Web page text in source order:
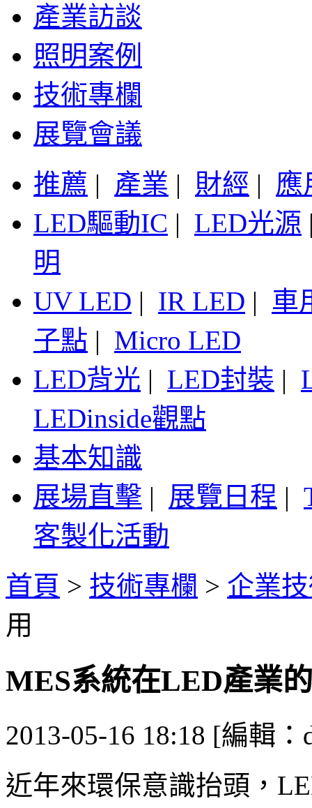
產業訪談
照明案例
技術專欄
展覽會議
推薦 | 產業 | 財經 | 應
LED驅動IC | LED光源
明
UV LED | IR LED | 車
子點 | Micro LED
LED背光 | LED封裝 |
LEDinside觀點
基本知識
展場直擊 | 展覽日程 |
客製化活動
首頁 > 技術專欄 > 企業
用
MES系統在LED產業
2013-05-16 18:18 [編輯：
近年來環保意識抬頭，